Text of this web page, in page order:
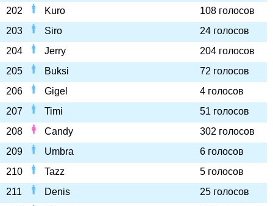
202
Kuro
108 голосов
203
Siro
24 голосов
204
Jerry
204 голосов
205
Buksi
72 голосов
206
Gigel
4 голосов
207
Timi
51 голосов
208
Candy
302 голосов
209
Umbra
6 голосов
210
Tazz
5 голосов
211
Denis
25 голосов